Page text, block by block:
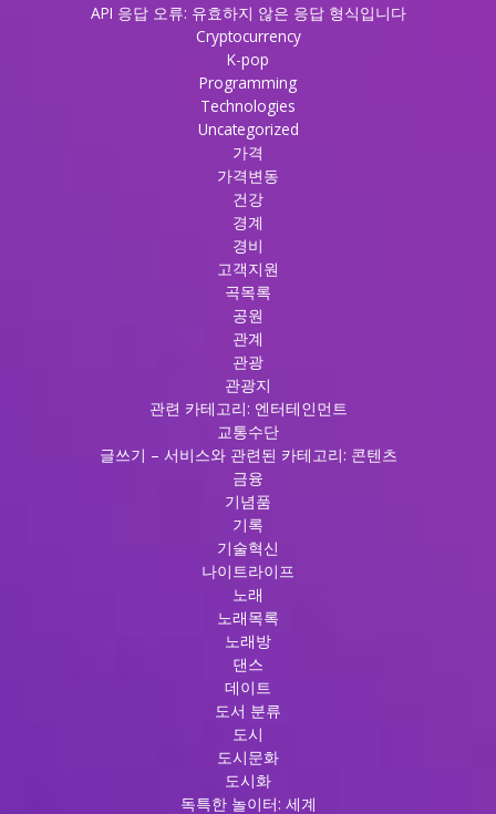
API 응답 오류: 유효하지 않은 응답 형식입니다
Cryptocurrency
K-pop
Programming
Technologies
Uncategorized
가격
가격변동
건강
경계
경비
고객지원
곡목록
공원
관계
관광
관광지
관련 카테고리: 엔터테인먼트
교통수단
글쓰기 – 서비스와 관련된 카테고리: 콘텐츠
금융
기념품
기록
기술혁신
나이트라이프
노래
노래목록
노래방
댄스
데이트
도서 분류
도시
도시문화
도시화
독특한 놀이터: 세계